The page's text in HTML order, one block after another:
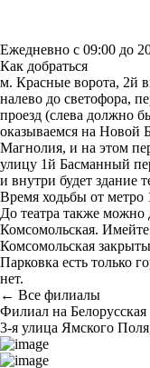
Ежедневно с 09:00 до
Как добраться
м. Красные ворота, 2й
налево до светофора,
проезд (слева должно
оказываемся на Новой
Магнолия, и на этом
улицу 1й Басманный
и внутри будет здание
Время ходьбы от метро
До театра также можно
Комсомольская.
Комсомольская
Парковка есть только
нет.
← Все филиалы
Филиал на Белорусская
3-я улица Ямского